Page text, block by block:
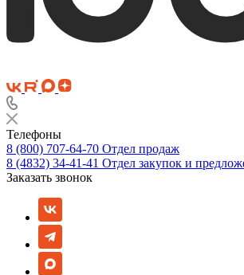
Телефоны
8 (800) 707-64-70 Отдел продаж
8 (4832) 34-41-41 Отдел закупок и
Заказать звонок